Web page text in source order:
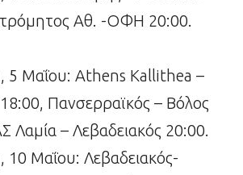
Αθ. -ΟΦΗ 20:00.
5 Μαΐου: Athens Kallithea –
Πανσερραϊκός – Βόλος
Λαμία – Λεβαδειακός 20:00.
10 Μαΐου: Λεβαδειακός-